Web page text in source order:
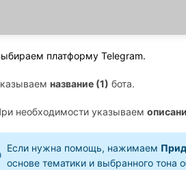
платформу Telegram.
название (1) бота.
необходимости указываем
Если нужна помощь, нажимаем
основе тематики и выбранного тона